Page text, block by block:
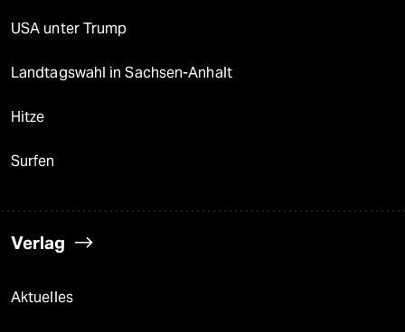
USA unter Trump
Landtagswahl in Sachsen-Anhalt
Hitze
Surfen
Verlag
Aktuelles